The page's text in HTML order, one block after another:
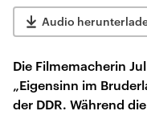
Audio
Die Filmemacherin
„Eigensinn im
der DDR. Während